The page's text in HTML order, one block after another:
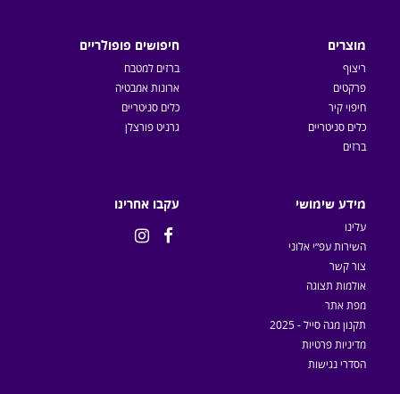
מוצרים
ריצוף
פרקטים
חיפוי קיר
כלים סניטריים
ברזים
חיפושים פופולריים
ברזים למטבח
ארונות אמבטיה
כלים סניטריים
גרניט פורצלן
מידע שימושי
עלינו
השירות עפ״י אלוני
צור קשר
אולמות תצוגה
מפת אתר
תקנון מגה סייל - 2025
מדיניות פרטיות
הסדרי נגישות
עקבו אחרינו

